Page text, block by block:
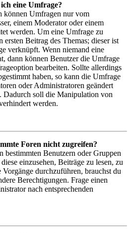
eine Umfrage?
können Umfragen nur vom
einem Moderator oder einem
werden. Um eine Umfrage zu
ersten Beitrag des Themas; dieser ist
verknüpft. Wenn niemand eine
dann können Benutzer die Umfrage
bearbeiten. Sollte allerdings
haben, so kann die Umfrage
oder Administratoren geändert
Dadurch soll die Manipulation von
werden.
Foren nicht zugreifen?
bestimmten Benutzern oder Gruppen
einzusehen, Beiträge zu lesen, zu
Vorgänge durchzuführen, brauchst du
Berechtigungen. Frage einen
nach entsprechenden